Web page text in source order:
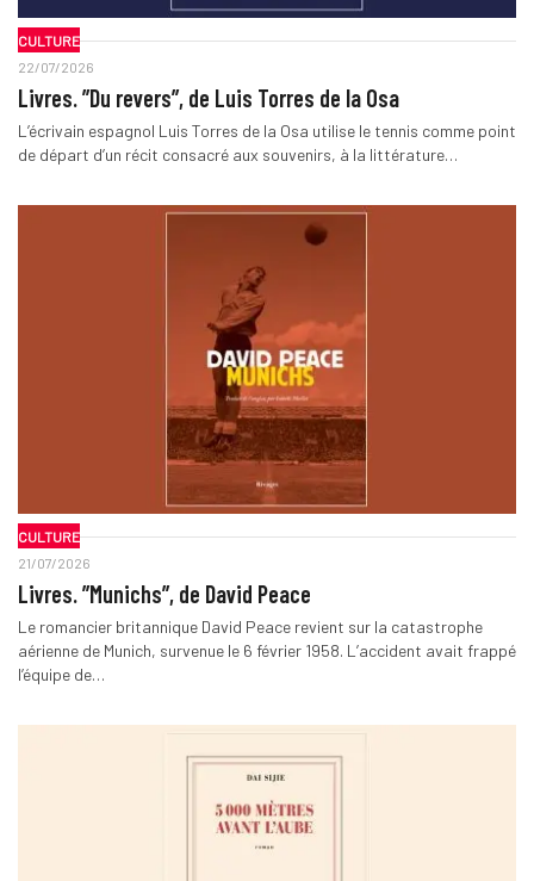
CULTURE
22/07/2026
Livres. ”Du revers”, de Luis Torres de la Osa
L’écrivain espagnol Luis Torres de la Osa utilise le tennis comme point
de départ d’un récit consacré aux souvenirs, à la littérature…
CULTURE
21/07/2026
Livres. ”Munichs”, de David Peace
Le romancier britannique David Peace revient sur la catastrophe
aérienne de Munich, survenue le 6 février 1958. L’accident avait frappé
l’équipe de…